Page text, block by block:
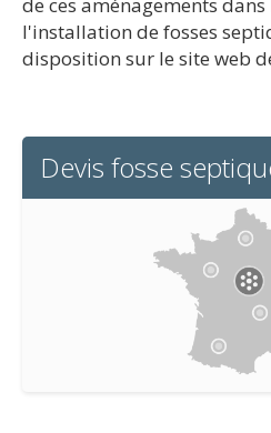
l'installation de fosses
disposition sur le site web
Devis fosse